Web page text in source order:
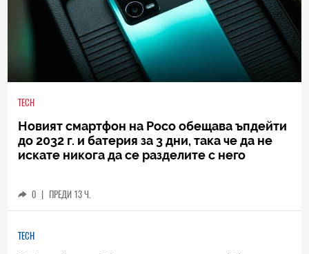
TECH
Новият смартфон на Poco обещава ъпдейти
до 2032 г. и батерия за 3 дни, така че да не
искате никога да се разделите с него
0 | ПРЕДИ 13 Ч.
TECH